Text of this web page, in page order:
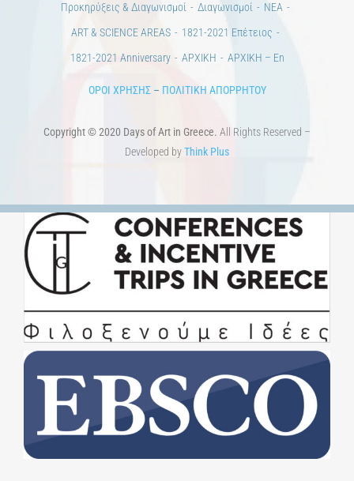
Προκηρύξεις & Διαγωνισμοί
Διαγωνισμοί
ΝΕΑ
ART & SCIENCE AREAS
1821-2021 Επέτειος
1821-2021 Anniversary
ΑΡΧΙΚΗ ΑΡΧΙΚΗ – En
ΟΡΟΙ ΧΡΗΣΗΣ– ΠΟΛΙΤΙΚΗ ΑΠΟΡΡΗΤΟΥ
Copyright © 2020 Days of Art in Greece. All Rights Reserved –
Developed byThink Plus